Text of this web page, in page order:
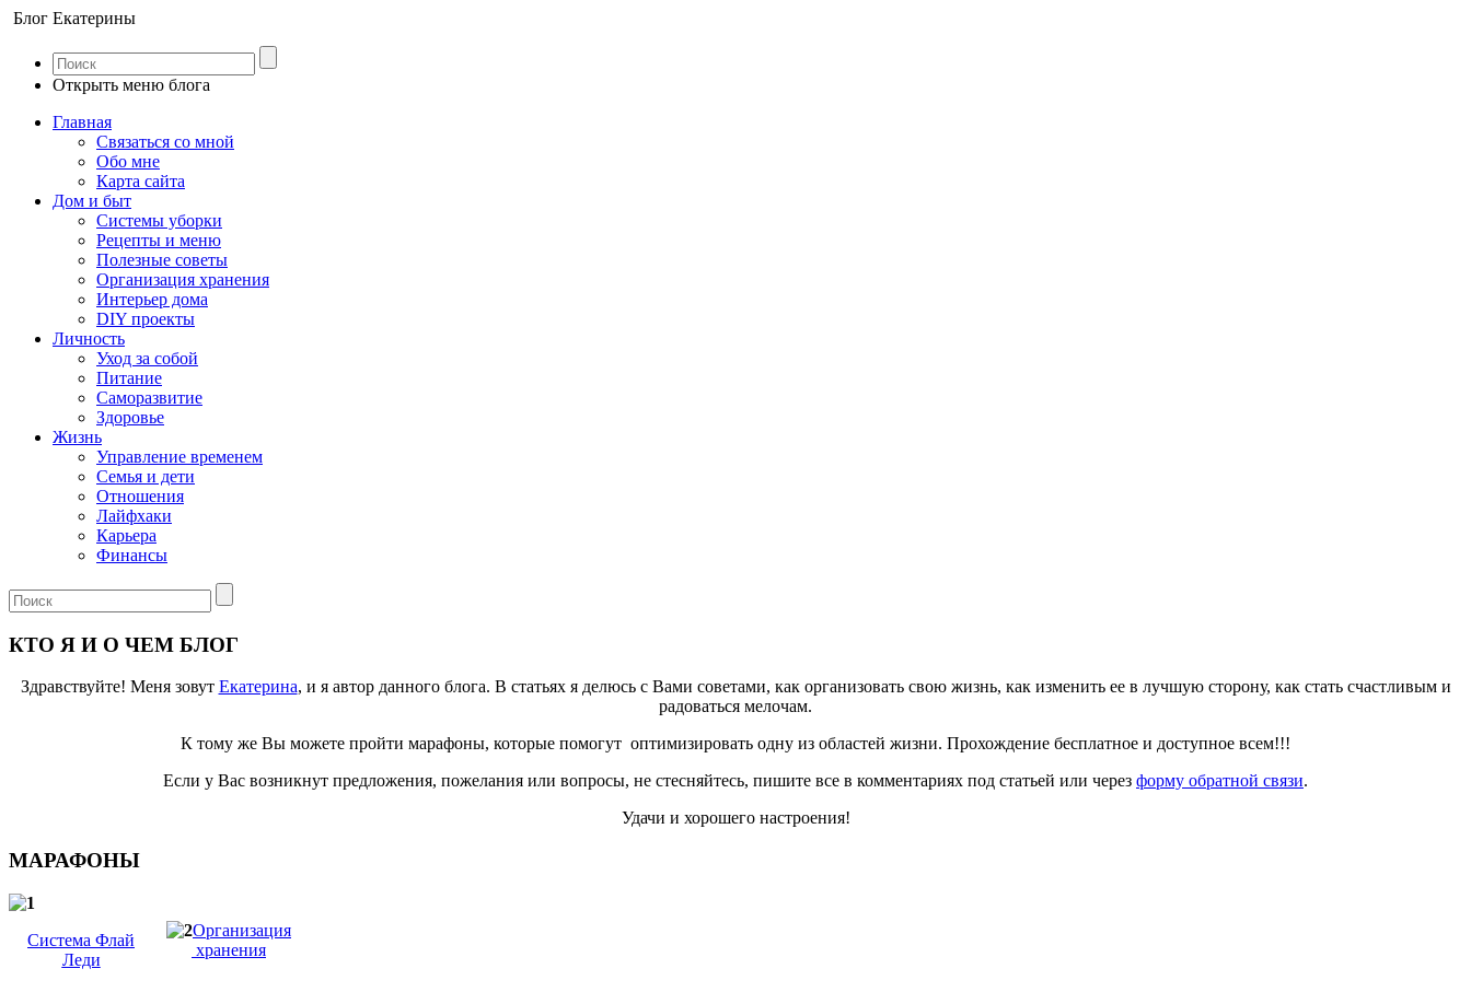
Блог Екатерины
Открыть меню блога
Главная
Связаться со мной
Обо мне
Карта сайта
Дом и быт
Системы уборки
Рецепты и меню
Полезные советы
Организация хранения
Интерьер дома
DIY проекты
Личность
Уход за собой
Питание
Саморазвитие
Здоровье
Жизнь
Управление временем
Семья и дети
Отношения
Лайфхаки
Карьера
Финансы
КТО Я И О ЧЕМ БЛОГ
Здравствуйте! Меня зовут Екатерина, и я автор данного блога. В статьях я делюсь с Вами советами, как организовать свою жизнь, как изменить ее в лучшую сторону, как стать счастливым и
радоваться мелочам.
К тому же Вы можете пройти марафоны, которые помогут оптимизировать одну из областей жизни. Прохождение бесплатное и доступное всем!!!
Если у Вас возникнут предложения, пожелания или вопросы, не стесняйтесь, пишите все в комментариях под статьей или через форму обратной связи.
Удачи и хорошего настроения!
МАРАФОНЫ
Система Флай
Леди
Организация
хранения